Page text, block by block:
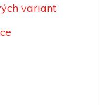
variant